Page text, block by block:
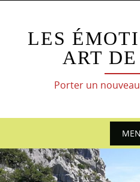
contentLES
ART
Porter un
Skip
to